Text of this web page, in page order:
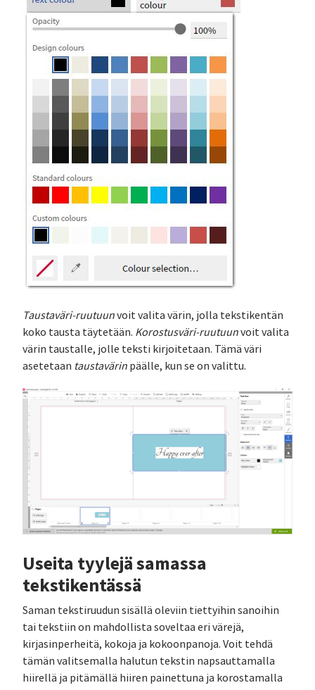
Taustaväri-ruutuunvoit valita värin, jolla tekstikentän
koko tausta täytetään. Korostusväri-ruutuunvoit valita
värin taustalle, jolle teksti kirjoitetaan. Tämä väri
asetetaan taustavärin päälle, kun se on valittu.
Useita tyylejä samassa
tekstikentässä
Saman tekstiruudun sisällä oleviin tiettyihin sanoihin
tai tekstiin on mahdollista soveltaa eri värejä,
kirjasinperheitä, kokoja ja kokoonpanoja. Voit tehdä
tämän valitsemalla halutun tekstin napsauttamalla
hiirellä ja pitämällä hiiren painettuna ja korostamalla